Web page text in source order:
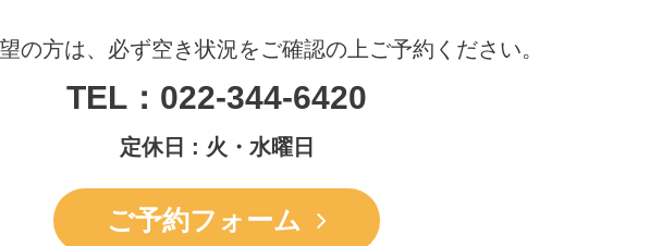
の方は、必ず空き状況をご確認の上ご予約ください。
TEL：022-344-6420
定休日 : 火・水曜日
ご予約フォーム